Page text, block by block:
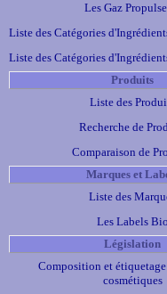
Les Gaz
Liste des Catégories
Liste des Catégories
Produits
Liste des
Recherche de
Comparaison de
Marques et
Liste des
Les Labels Bio
Législation
Composition et
cosmétiques